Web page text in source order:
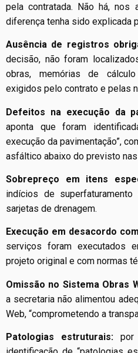
pela contratada. Não há,
diferença tenha sido explicada
Ausência de registros
decisão, não foram
obras, memórias de
exigidos pelo contrato e pelas
Defeitos na execução da
aponta que foram
execução da pavimentação”,
asfáltico abaixo do previsto
Sobrepreço em itens
indícios de
sarjetas de drenagem.
Execução em desacordo
serviços foram executados
projeto original e com normas
Omissão no Sistema Obras
a secretaria não alimentou
Web, “comprometendo a
Patologias estruturais:por